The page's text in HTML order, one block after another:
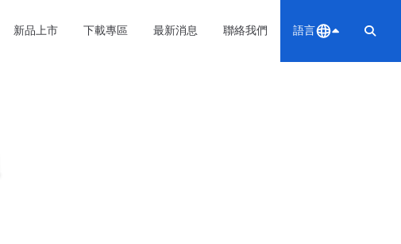
新品上市 下載專區 最新消息 聯絡我們 語言